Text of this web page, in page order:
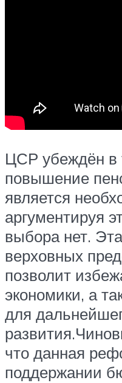
ЦСР убеждён в
повышение
является
аргументируя
выбора нет.
верховных
позволит
экономики, а
для
что данная
поддержании